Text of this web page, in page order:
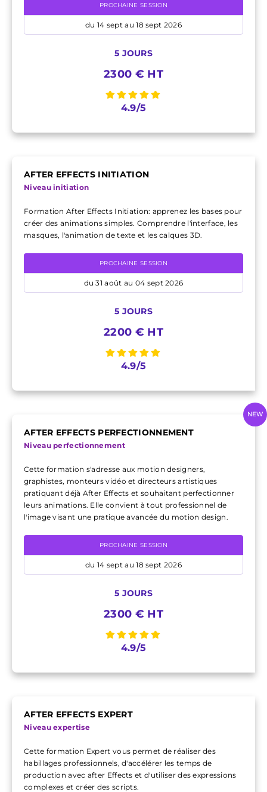
PROCHAINE SESSION
du 14 sept au 18 sept 2026
5 JOURS
2300 € HT
4.9/5
AFTER EFFECTS INITIATION
Niveau initiation
Formation After Effects Initiation: apprenez les bases pour
créer des animations simples. Comprendre l'interface, les
masques, l'animation de texte et les calques 3D.
PROCHAINE SESSION
du 31 août au 04 sept 2026
5 JOURS
2200 € HT
4.9/5
AFTER EFFECTS PERFECTIONNEMENT
Niveau perfectionnement
Cette formation s'adresse aux motion designers,
graphistes, monteurs vidéo et directeurs artistiques
pratiquant déjà After Effects et souhaitant perfectionner
leurs animations. Elle convient à tout professionnel de
l'image visant une pratique avancée du motion design.
PROCHAINE SESSION
du 14 sept au 18 sept 2026
5 JOURS
2300 € HT
4.9/5
NEW
AFTER EFFECTS EXPERT
Niveau expertise
Cette formation Expert vous permet de réaliser des
habillages professionnels, d'accélérer les temps de
production avec after Effects et d'utiliser des expressions
complexes et créer des scripts.